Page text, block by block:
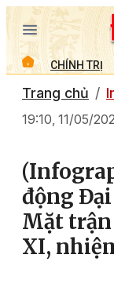
CHÍNH TRỊ
Trang chủ
19:10, 11/05/
động
Mặt trận
XI,